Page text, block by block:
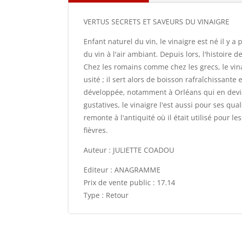
VERTUS SECRETS ET SAVEURS DU VINAIGRE
Enfant naturel du vin, le vinaigre est né il y a
du vin à l'air ambiant. Depuis lors, l'histoire
Chez les romains comme chez les grecs, le
usité ; il sert alors de boisson rafraîchissante
développée, notamment à Orléans qui en
gustatives, le vinaigre l'est aussi pour ses
remonte à l'antiquité où il était utilisé pour
fièvres.
Auteur : JULIETTE COADOU
Editeur : ANAGRAMME
Prix de vente public : 17.14
Type : Retour